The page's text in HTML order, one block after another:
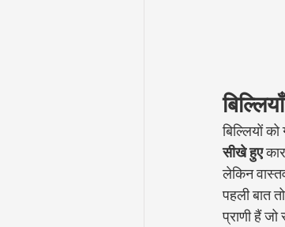
बिल्लियों
सीखे हुए
लेकिन
पहली बात
प्राणी हैं जो